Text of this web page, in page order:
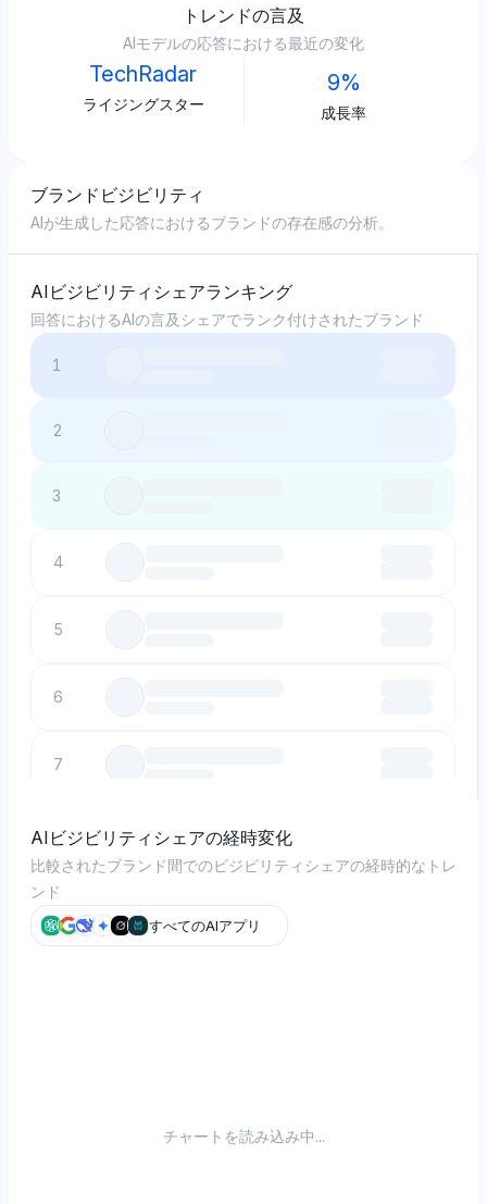
トレンドの言及
AIモデルの応答における最近の変化
TechRadar
ライジングスター
9%
成長率
ブランドビジビリティ
AIが生成した応答におけるブランドの存在感の分析。
AIビジビリティシェアランキング
回答におけるAIの言及シェアでランク付けされたブランド
1
2
3
4
5
6
7
8
9
AIビジビリティシェアの経時変化
比較されたブランド間でのビジビリティシェアの経時的なトレ
ンド
すべてのAIアプリ
チャートを読み込み中...